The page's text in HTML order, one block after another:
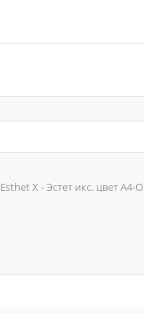
Esthet X - Эстет икс. цвет А4-O